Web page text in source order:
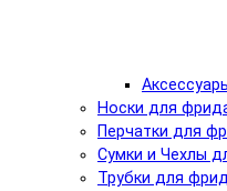
Носки для
Перчатки для
Сумки и Чехлы
Трубки для